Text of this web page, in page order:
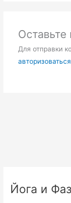
Для отправки
авторизоваться
Йога и